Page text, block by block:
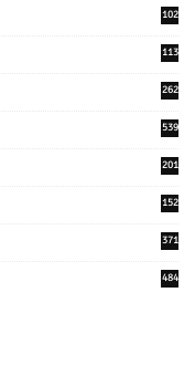
102
113
262
539
201
152
371
484